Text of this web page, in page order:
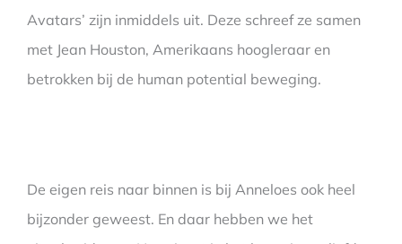
Avatars’ zijn inmiddels uit. Deze schreef ze samen
met Jean Houston, Amerikaans hoogleraar en
betrokken bij de human potential beweging.
De eigen reis naar binnen is bij Anneloes ook heel
bijzonder geweest. En daar hebben we het